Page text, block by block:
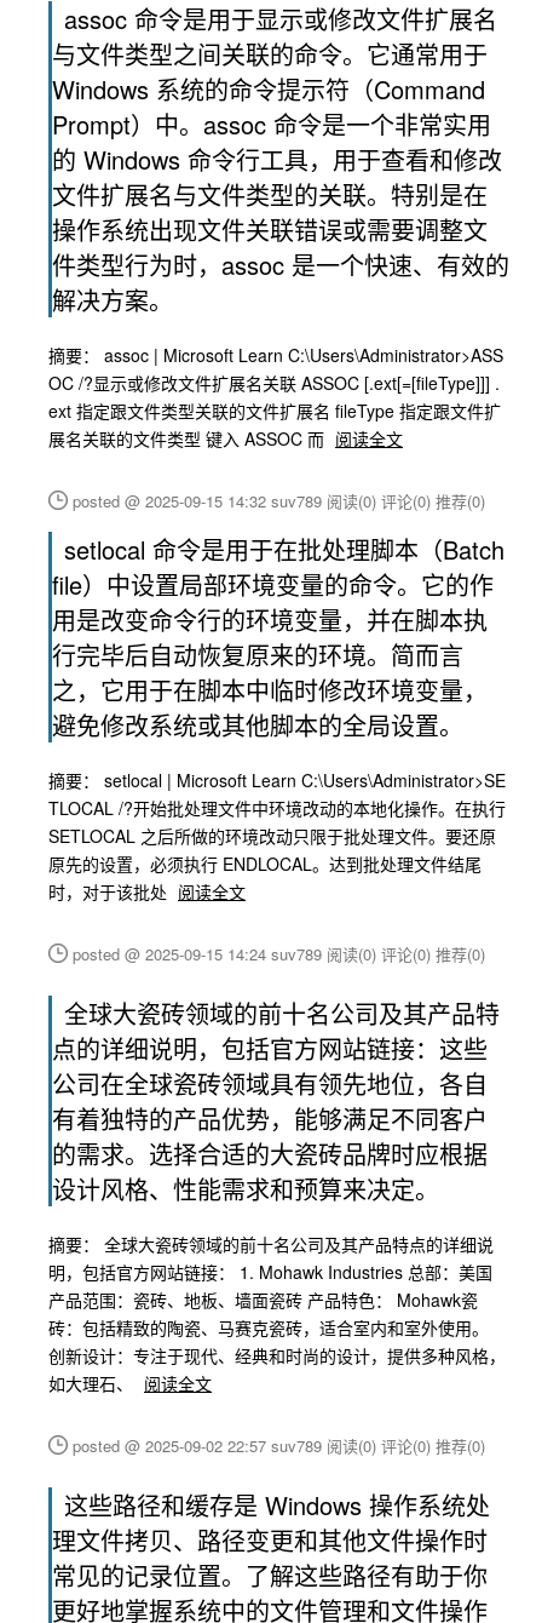
assoc 命令是用于显示或修改文件扩展名
与文件类型之间关联的命令。它通常用于
Windows 系统的命令提示符（Command
Prompt）中。assoc 命令是一个非常实用
的 Windows 命令行工具，用于查看和修改
文件扩展名与文件类型的关联。特别是在
操作系统出现文件关联错误或需要调整文
件类型行为时，assoc 是一个快速、有效的
解决方案。
摘要： assoc | Microsoft Learn C:\Users\Administrator>ASS
OC /?显示或修改文件扩展名关联 ASSOC [.ext[=[fileType]]] .
ext 指定跟文件类型关联的文件扩展名 fileType 指定跟文件扩
展名关联的文件类型 键入 ASSOC 而 阅读全文
posted @ 2025-09-15 14:32 suv789 阅读(0) 评论(0) 推荐(0)
setlocal 命令是用于在批处理脚本（Batch
file）中设置局部环境变量的命令。它的作
用是改变命令行的环境变量，并在脚本执
行完毕后自动恢复原来的环境。简而言
之，它用于在脚本中临时修改环境变量，
避免修改系统或其他脚本的全局设置。
摘要： setlocal | Microsoft Learn C:\Users\Administrator>SE
TLOCAL /?开始批处理文件中环境改动的本地化操作。在执行
SETLOCAL 之后所做的环境改动只限于批处理文件。要还原
原先的设置，必须执行 ENDLOCAL。达到批处理文件结尾
时，对于该批处 阅读全文
posted @ 2025-09-15 14:24 suv789 阅读(0) 评论(0) 推荐(0)
全球大瓷砖领域的前十名公司及其产品特
点的详细说明，包括官方网站链接：这些
公司在全球瓷砖领域具有领先地位，各自
有着独特的产品优势，能够满足不同客户
的需求。选择合适的大瓷砖品牌时应根据
设计风格、性能需求和预算来决定。
摘要： 全球大瓷砖领域的前十名公司及其产品特点的详细说
明，包括官方网站链接： 1. Mohawk Industries 总部：美国
产品范围：瓷砖、地板、墙面瓷砖 产品特色： Mohawk瓷
砖：包括精致的陶瓷、马赛克瓷砖，适合室内和室外使用。
创新设计：专注于现代、经典和时尚的设计，提供多种风格，
如大理石、
阅读全文
posted @ 2025-09-02 22:57 suv789 阅读(0) 评论(0) 推荐(0)
这些路径和缓存是 Windows 操作系统处
理文件拷贝、路径变更和其他文件操作时
常见的记录位置。了解这些路径有助于你
更好地掌握系统中的文件管理和文件操作